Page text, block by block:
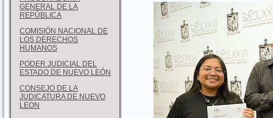
GENERAL DE LA
REPÚBLICA
COMISIÓN NACIONAL DE
LOS DERECHOS
HUMANOS
PODER JUDICIAL DEL
ESTADO DE NUEVO LEÓN
CONSEJO DE LA
JUDICATURA DE NUEVO
LEON